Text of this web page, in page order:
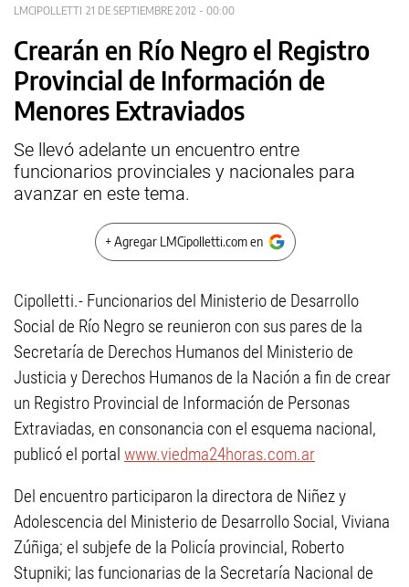
LMCIPOLLETTI 21 DE SEPTIEMBRE 2012 - 00:00
Crearán en Río Negro el Registro
Provincial de Información de
Menores Extraviados
Se llevó adelante un encuentro entre
funcionarios provinciales y nacionales para
avanzar en este tema.
+ Agregar LMCipolletti.com en
Cipolletti.- Funcionarios del Ministerio de Desarrollo
Social de Río Negro se reunieron con sus pares de la
Secretaría de Derechos Humanos del Ministerio de
Justicia y Derechos Humanos de la Nación a fin de crear
un Registro Provincial de Información de Personas
Extraviadas, en consonancia con el esquema nacional,
publicó el portal www.viedma24horas.com.ar
Del encuentro participaron la directora de Niñez y
Adolescencia del Ministerio de Desarrollo Social, Viviana
Zúñiga; el subjefe de la Policía provincial, Roberto
Stupniki; las funcionarias de la Secretaría Nacional de